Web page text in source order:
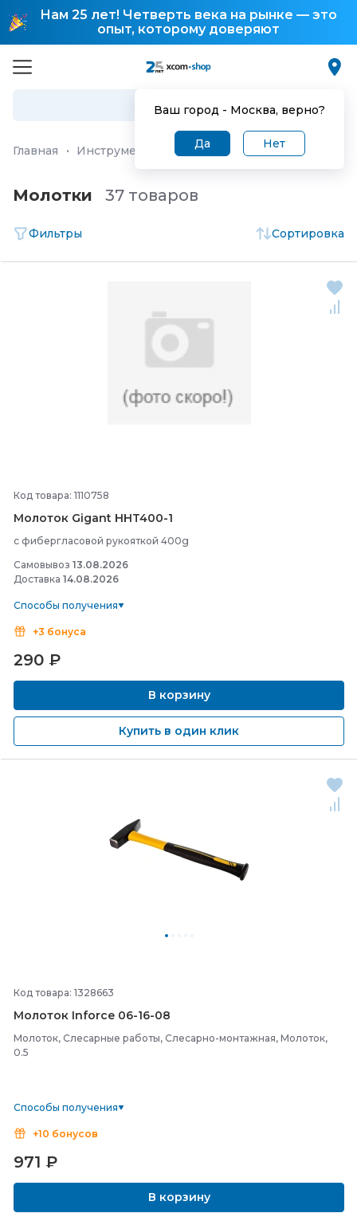
Нам 25 лет! Четверть века на рынке — это
опыт, которому доверяют
Ваш город - Москва, верно?
Да Нет
Главная · Инструмент, измерительное оборудование и
Молотки 37 товаров
Фильтры Сортировка
Код товара: 1110758
Молоток Gigant HHT400-1
с фибергласовой рукояткой 400g
Самовывоз 13.08.2026
Доставка 14.08.2026
Способы получения
+3 бонуса
290 ₽
В корзину
Купить в один клик
Код товара: 1328663
Молоток Inforce 06-16-08
Молоток, Слесарные работы, Слесарно-монтажная, Молоток,
0.5
Способы получения
+10 бонусов
971 ₽
В корзину